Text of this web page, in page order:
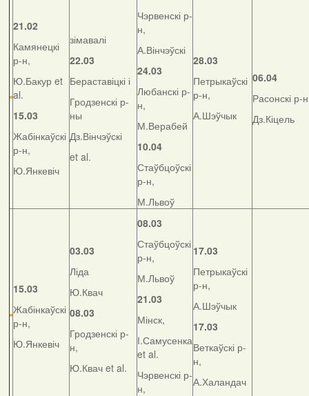
21.02
Камянецкі
р-н,
Ю.Бакур et
al.
15.03
Жабінкаўскі
р-н,
Ю.Янкевіч
зімавалі
22.03
Бераставіцкі і
Гродзенскі р-
ны
Дз.Вінчэўскі
et al.
Чэрвенскі р-
н,
А.Вінчэўскі
24.03
Любанскі р-
н,
М.Верабей
10.04
Стаўбцоўскі
р-н,
М.Львоў
28.03
Петрыкаўскі
р-н,
А.Шэўчык
06.04
Расонскі р-
Дз.Кіцель
15.03
Жабінкаўскі
р-н,
Ю.Янкевіч
03.03
Ліда
Ю.Квач
08.03
Гродзенскі р-
н,
Ю.Квач et al.
08.03
Стаўбцоўскі
р-н,
М.Львоў
21.03
Мінск,
І.Самусенка
et al.
Чэрвенскі р-
н,
17.03
Петрыкаўскі
р-н,
А.Шэўчык
17.03
Веткаўскі р-
н,
А.Халандач